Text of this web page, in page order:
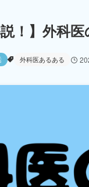
説！】外科
外科医あるある